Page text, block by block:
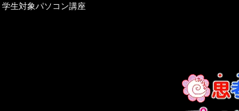
学生対象パソコン講座